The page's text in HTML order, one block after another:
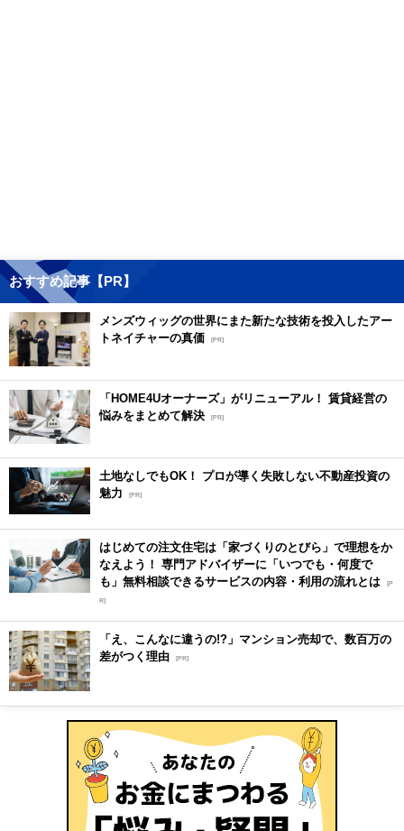
おすすめ記事【PR】
メンズウィッグの世界にまた新たな技術を投入したアー
トネイチャーの真価 [PR]
「HOME4Uオーナーズ」がリニューアル！ 賃貸経営の
悩みをまとめて解決 [PR]
土地なしでもOK！ プロが導く失敗しない不動産投資の
魅力
[PR]
はじめての注文住宅は「家づくりのとびら」で理想をか
なえよう！ 専門アドバイザーに「いつでも・何度で
も」無料相談できるサービスの内容・利用の流れとは [P
R]
「え、こんなに違うの!?」マンション売却で、数百万の
差がつく理由 [PR]